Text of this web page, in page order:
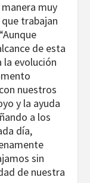
muy
trabajan
de esta
evolución
nuestros
y la ayuda
a los
día,
sin
de nuestra